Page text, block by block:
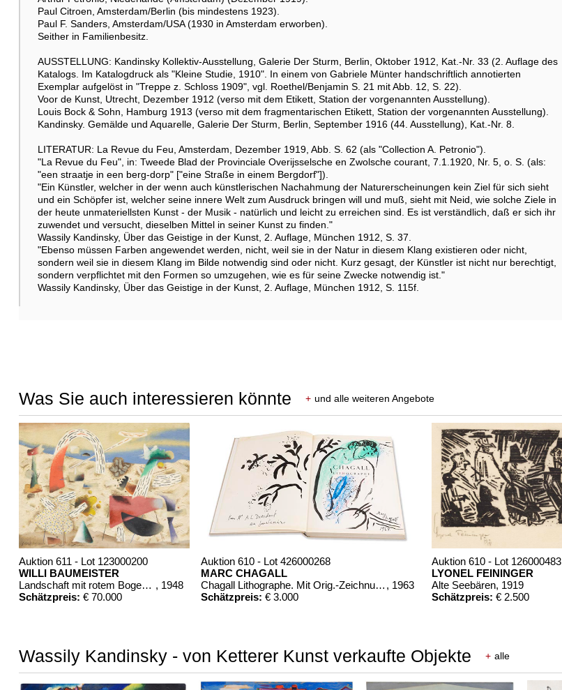
Weitere Abbildung
Weitere Abbildung
Weitere Abbildung
Weitere Abbildung
Paul Citroen, Amsterdam/Berlin (bis mindestens 1923).
Paul F. Sanders, Amsterdam/USA (1930 in Amsterdam erworben).
Seither in Familienbesitz.
AUSSTELLUNG: Kandinsky Kollektiv-Ausstellung, Galerie Der Sturm, Berlin, Oktober 1912, Kat.-Nr. 33 (2. Auflage des
Katalogs. Im Katalogdruck als "Kleine Studie, 1910". In einem von Gabriele Münter handschriftlich annotierten
Exemplar aufgelöst in "Treppe z. Schloss 1909", vgl. Roethel/Benjamin S. 21 mit Abb. 12, S. 22).
Voor de Kunst, Utrecht, Dezember 1912 (verso mit dem Etikett, Station der vorgenannten Ausstellung).
Louis Bock & Sohn, Hamburg 1913 (verso mit dem fragmentarischen Etikett, Station der vorgenannten Ausstellung).
Kandinsky. Gemälde und Aquarelle, Galerie Der Sturm, Berlin, September 1916 (44. Ausstellung), Kat.-Nr. 8.
LITERATUR: La Revue du Feu, Amsterdam, Dezember 1919, Abb. S. 62 (als "Collection A. Petronio").
"La Revue du Feu", in: Tweede Blad der Provinciale Overijsselsche en Zwolsche courant, 7.1.1920, Nr. 5, o. S. (als:
"een straatje in een berg-dorp" ["eine Straße in einem Bergdorf"]).
"Ein Künstler, welcher in der wenn auch künstlerischen Nachahmung der Naturerscheinungen kein Ziel für sich sieht
und ein Schöpfer ist, welcher seine innere Welt zum Ausdruck bringen will und muß, sieht mit Neid, wie solche Ziele in
der heute unmateriellsten Kunst - der Musik - natürlich und leicht zu erreichen sind. Es ist verständlich, daß er sich ihr
zuwendet und versucht, dieselben Mittel in seiner Kunst zu finden."
Wassily Kandinsky, Über das Geistige in der Kunst, 2. Auflage, München 1912, S. 37.
"Ebenso müssen Farben angewendet werden, nicht, weil sie in der Natur in diesem Klang existieren oder nicht,
sondern weil sie in diesem Klang im Bilde notwendig sind oder nicht. Kurz gesagt, der Künstler ist nicht nur berechtigt,
sondern verpflichtet mit den Formen so umzugehen, wie es für seine Zwecke notwendig ist."
Wassily Kandinsky, Über das Geistige in der Kunst, 2. Auflage, München 1912, S. 115f.
Was Sie auch interessieren könnte + und alle weiteren Angebote
Auktion 611 - Lot 123000200
WILLI BAUMEISTER
Landschaft mit rotem Bogen (Sommerfest) , 1948
Schätzpreis: € 70.000
Auktion 610 - Lot 426000268
MARC CHAGALL
Chagall Lithographe. Mit Orig.-Zeichnung von Chagall , 1963
Schätzpreis: € 3.000
Auktion 610 - Lot 126000483
LYONEL FEININGER
Alte Seebären, 1919
Schätzpreis: € 2.500
Wassily Kandinsky - von Ketterer Kunst verkaufte Objekte + alle